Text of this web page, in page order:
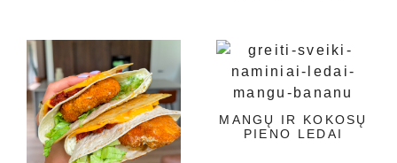
MANGŲ IR KOKOSŲ
PIENO LEDAI